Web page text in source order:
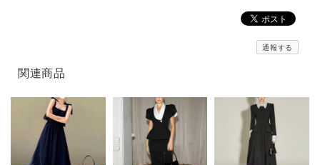
通報する
関連商品